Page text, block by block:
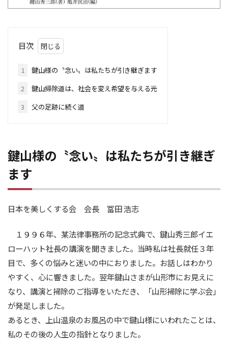
目次
1
鍵山様の〝念い〟は私たちが引き継ぎます
2
鍵山掃除道は、社会を変え希望を与える光
3
父の足跡に続く道
鍵山様の〝念い〟は私たちが引き継ぎ
ます
日本を美しくする会 会長 冨田 浩志
１９９６年、某法律事務所の記念式典で、鍵山秀三郎イエ
ローハット社長の講演を聞きました。当時私は社長就任３年
目で、多くの悩みと迷いの中におりました。お話しはわかり
やすく、心に響きました。翌年鍵山さまが山形市にお見えに
なり、講演と掃除のご指導をいただき、「山形掃除に学ぶ会」
が発足しました。
あるとき、上山温泉のお風呂の中で鍵山様にいわれたことは、
私のその後の人生の指針となりました。